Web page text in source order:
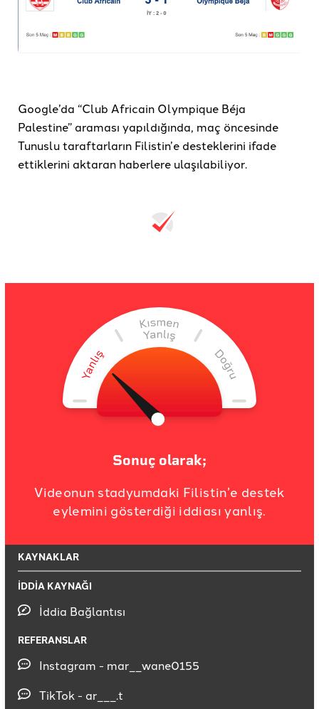
Google’da “Club Africain Olympique Béja
Palestine” araması yapıldığında, maç öncesinde
Tunuslu taraftarların Filistin’e desteklerini ifade
ettiklerini aktaran haberlere ulaşılabiliyor.
Sonuç olarak;
Videonun stadyumdaki Filistin’e destek
eylemini gösterdiği iddiası yanlış.
KAYNAKLAR
İDDİA KAYNAĞI
İddia Bağlantısı
REFERANSLAR
Instagram - mar__wane0155
TikTok - ar___.t